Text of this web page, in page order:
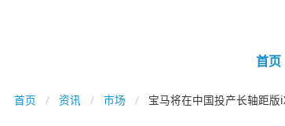
首页
首页 资讯 市场 宝马将在中国投产长轴距